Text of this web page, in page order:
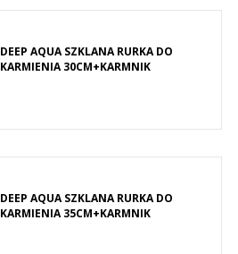
DEEP AQUA SZKLANA RURKA DO
KARMIENIA 30CM+KARMNIK
DEEP AQUA SZKLANA RURKA DO
KARMIENIA 35CM+KARMNIK